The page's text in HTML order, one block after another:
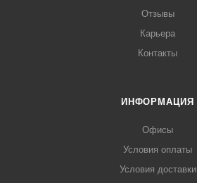
Отзывы
Карьера
Контакты
ИНФОРМАЦИЯ
Офисы
Условия оплаты
Условия доставки